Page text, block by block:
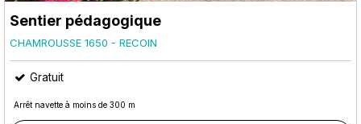
Sentier pédagogique
CHAMROUSSE 1650 - RECOIN
Gratuit
Arrêt navette à moins de 300 m